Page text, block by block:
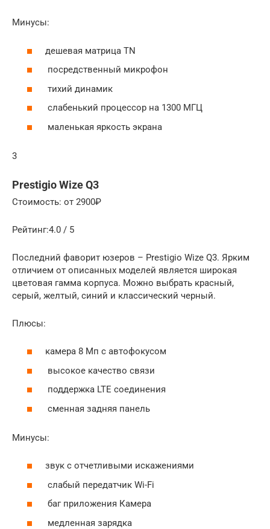
Минусы:
дешевая матрица TN
посредственный микрофон
тихий динамик
слабенький процессор на 1300 МГЦ
маленькая яркость экрана
3
Prestigio Wize Q3
Стоимость: от 2900₽
Рейтинг:4.0 / 5
Последний фаворит юзеров – Prestigio Wize Q3. Ярким
отличием от описанных моделей является широкая
цветовая гамма корпуса. Можно выбрать красный,
серый, желтый, синий и классический черный.
Плюсы:
камера 8 Мп с автофокусом
высокое качество связи
поддержка LTE соединения
сменная задняя панель
Минусы:
звук с отчетливыми искажениями
слабый передатчик Wi-Fi
баг приложения Камера
медленная зарядка